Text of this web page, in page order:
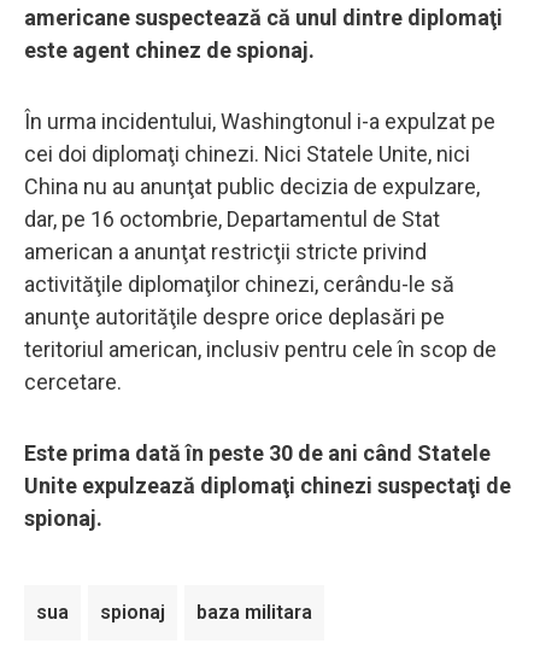
americane suspectează că unul dintre diplomaţi
este agent chinez de spionaj.
În urma incidentului, Washingtonul i-a expulzat pe
cei doi diplomaţi chinezi. Nici Statele Unite, nici
China nu au anunţat public decizia de expulzare,
dar, pe 16 octombrie, Departamentul de Stat
american a anunţat restricţii stricte privind
activităţile diplomaţilor chinezi, cerându-le să
anunţe autorităţile despre orice deplasări pe
teritoriul american, inclusiv pentru cele în scop de
cercetare.
Este prima dată în peste 30 de ani când Statele
Unite expulzează diplomaţi chinezi suspectaţi de
spionaj.
sua spionaj baza militara